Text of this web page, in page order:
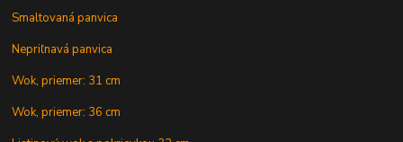
Smaltovaná panvica
Nepriľnavá panvica
Wok, priemer: 31 cm
Wok, priemer: 36 cm